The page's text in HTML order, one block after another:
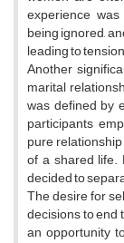
experience
being ignored,
leading to
Another
marital
was defined by
participants
pure
of a shared life.
decided to
The desire for
decisions to end
an opportunity